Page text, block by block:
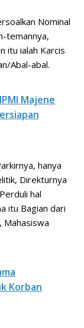
Nominal
temannya,
itu ialah Karcis
Abal-abal.
Majene
hanya
Direkturnya
hal
itu Bagian dari
Mahasiswa
Korban